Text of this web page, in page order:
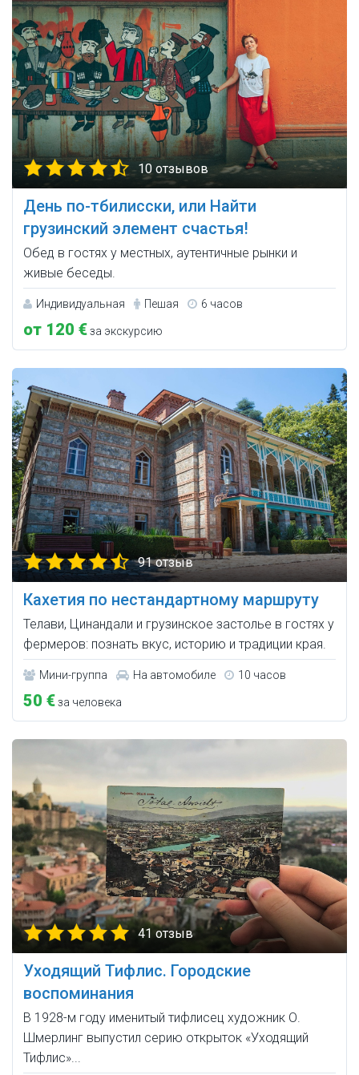
10 отзывов
День по-тбилисски, или Найти
грузинский элемент счастья!
Обед в гостях у местных, аутентичные рынки и
живые беседы.
Индивидуальная Пешая 6 часов
от 120 €за экскурсию
91 отзыв
Кахетия по нестандартному маршруту
Телави, Цинандали и грузинское застолье в гостях у
фермеров: познать вкус, историю и традиции края.
Мини-группа На автомобиле 10 часов
50 €за человека
41 отзыв
Уходящий Тифлис. Городские
воспоминания
В 1928-м году именитый тифлисец художник О.
Шмерлинг выпустил серию открыток «Уходящий
Тифлис»...